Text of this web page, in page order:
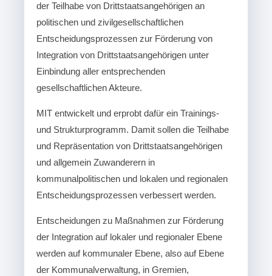
der Teilhabe von Drittstaatsangehörigen an
politischen und zivilgesellschaftlichen
Entscheidungsprozessen zur Förderung von
Integration von Drittstaatsangehörigen unter
Einbindung aller entsprechenden
gesellschaftlichen Akteure.
MIT entwickelt und erprobt dafür ein Trainings-
und Strukturprogramm. Damit sollen die Teilhabe
und Repräsentation von Drittstaatsangehörigen
und allgemein Zuwanderern in
kommunalpolitischen und lokalen und regionalen
Entscheidungsprozessen verbessert werden.
Entscheidungen zu Maßnahmen zur Förderung
der Integration auf lokaler und regionaler Ebene
werden auf kommunaler Ebene, also auf Ebene
der Kommunalverwaltung, in Gremien,